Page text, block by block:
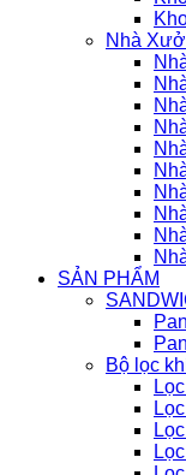
Nhà
SẢN PHẨM
Bộ lọc